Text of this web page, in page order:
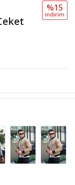
%15
i̇ndi̇ri̇m